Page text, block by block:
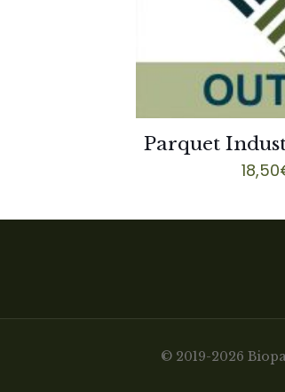
Parquet
18,50
© 2019-2026